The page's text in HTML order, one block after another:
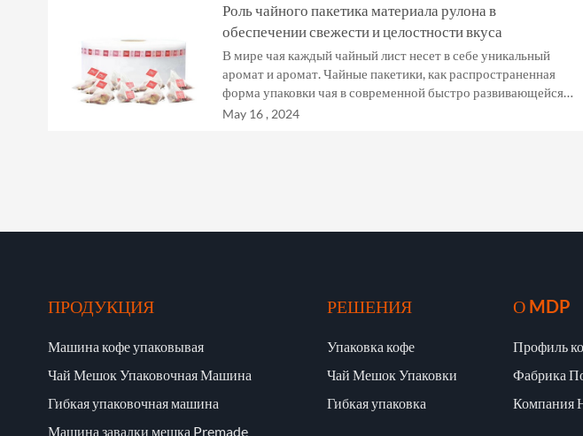
Роль чайного пакетика материала рулона в
обеспечении свежести и целостности вкуса
В мире чая каждый чайный лист несет в себе уникальный
аромат и аромат. Чайные пакетики, как распространенная
форма упаковки чая в современной быстро развивающейся
жизни, выбор рулонов материала имеет решающее значение
May 16 , 2024
ПРОДУКЦИЯ
Машина кофе упаковывая
Чай Мешок Упаковочная Машина
Гибкая упаковочная машина
Машина завалки мешка Premade
РЕШЕНИЯ
Упаковка кофе
Чай Мешок Упаковки
Гибкая упаковка
О MDP
Профиль
Фабрика
Компания